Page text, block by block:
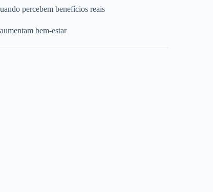
percebem benefícios reais
bem-estar